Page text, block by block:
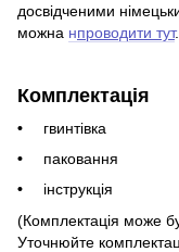
досвідченими
можна нпроводити тут.
Комплектація
гвинтівка
паковання
інструкція
(Комплектація може
Уточнюйте